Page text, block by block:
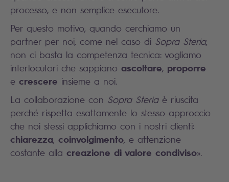
processo, e non semplice esecutore.
Per questo motivo, quando cerchiamo un
partner per noi, come nel caso di Sopra Steria,
non ci basta la competenza tecnica: vogliamo
interlocutori che sappiano ascoltare, proporre
e crescere insieme a noi.
La collaborazione con Sopra Steriaè riuscita
perché rispetta esattamente lo stesso approccio
che noi stessi applichiamo con i nostri clienti:
chiarezza, coinvolgimento, e attenzione
costante alla creazione di valore condiviso».